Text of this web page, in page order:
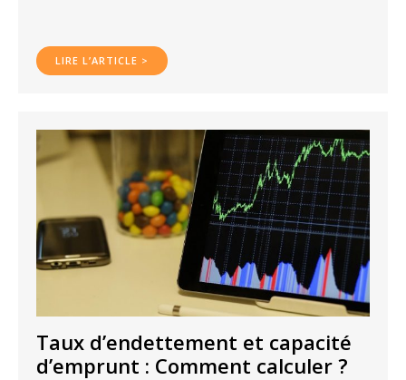
LIRE L’ARTICLE >
Taux d’endettement et capacité
d’emprunt : Comment calculer ?